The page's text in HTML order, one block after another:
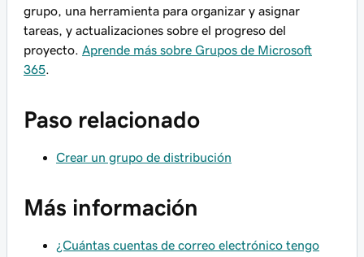
grupo, una herramienta para organizar y asignar
tareas, y actualizaciones sobre el progreso del
proyecto. Aprende más sobre Grupos de Microsoft
365
Paso relacionado
Crear un grupo de distribución
Más información
¿Cuántas cuentas de correo electrónico tengo